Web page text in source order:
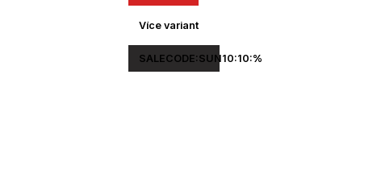
Více variant
SALECODE:SUN10:10:%